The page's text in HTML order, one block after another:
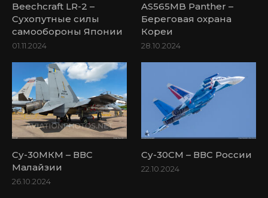
Beechcraft LR-2 –
Сухопутные силы
самообороны Японии
01.11.2024
AS565MB Panther –
Береговая охрана
Кореи
28.10.2024
Су-30МКМ – ВВС
Малайзии
26.10.2024
Су-30СМ – ВВС России
22.10.2024